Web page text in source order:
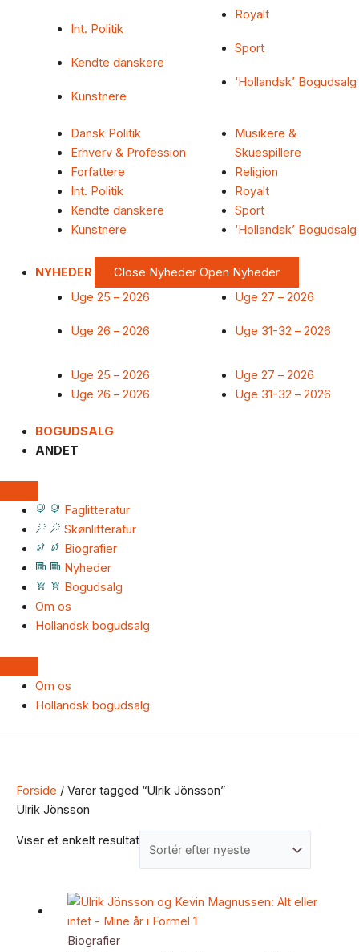
Int. Politik
Kendte danskere
Kunstnere
Royalt
Sport
‘Hollandsk’ Bogudsalg
Dansk Politik
Erhverv & Profession
Forfattere
Int. Politik
Kendte danskere
Kunstnere
Musikere &
Skuespillere
Religion
Royalt
Sport
‘Hollandsk’ Bogudsalg
NYHEDER Close Nyheder Open Nyheder
Uge 25 – 2026
Uge 26 – 2026
Uge 27 – 2026
Uge 31-32 – 2026
Uge 25 – 2026
Uge 26 – 2026
Uge 27 – 2026
Uge 31-32 – 2026
BOGUDSALG
ANDET
Faglitteratur
Skønlitteratur
Biografier
Nyheder
Bogudsalg
Om os
Hollandsk bogudsalg
Om os
Hollandsk bogudsalg
Forside / Varer tagged “Ulrik Jönsson”
Ulrik Jönsson
Viser et enkelt resultat
Biografier